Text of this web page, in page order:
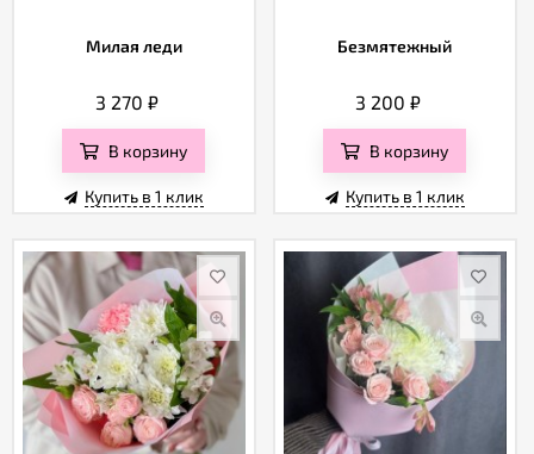
Милая леди
3 270 ₽
В корзину
Купить в 1 клик
Безмятежный
3 200 ₽
В корзину
Купить в 1 клик